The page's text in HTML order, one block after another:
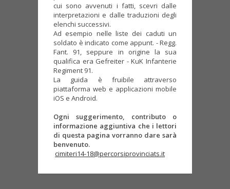
cui sono avvenuti i fatti, scevri dalle
interpretazioni e dalle traduzioni degli
elenchi successivi.
Ad esempio nelle liste dei caduti un
soldato è indicato come appunt. - Regg.
Fant. 91, seppure in origine la sua
qualifica era Gefreiter - KuK Infanterie
Regiment 91.
La guida è fruibile attraverso
piattaforma web e applicazioni mobile
iOS e Android.
Ogni suggerimento, contributo o
informazione aggiuntiva che i lettori
di questa pagina vorranno dare sarà
benvenuto.
cimiteri14-18@percorsiprovinciats.it